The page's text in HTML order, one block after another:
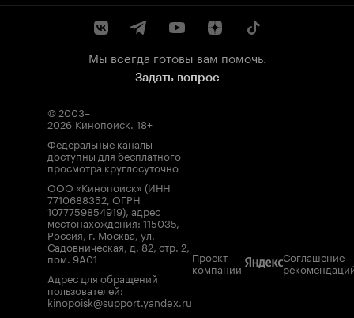
Мы всегда готовы вам помочь.
Задать вопрос
© 2003–
2026 Кинопоиск. 18+
Федеральные каналы
доступны для бесплатного
просмотра круглосуточно
ООО «Кинопоиск» (ИНН
7710688352, ОГРН
1077759854919), адрес
местонахождения: 115035,
Россия, г. Москва, ул.
Садовническая, д. 82, стр. 2,
пом. 9А01
Адрес для обращений
пользователей:
kinopoisk@support.yandex.ru
Проект
компании
Соглашение